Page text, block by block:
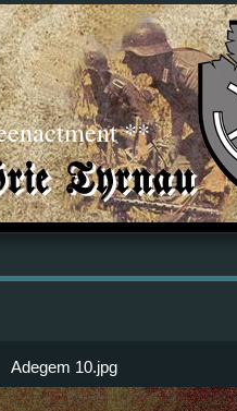
**
Adegem 10.jpg